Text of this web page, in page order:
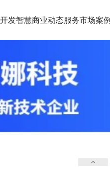
发智慧商业动态服务市场案